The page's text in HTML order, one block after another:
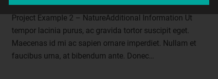
Project Example 2 – NatureAdditional Information Ut
tempor lacinia purus, ac gravida tortor suscipit eget.
Maecenas id mi ac sapien ornare imperdiet. Nullam et
faucibus urna, at bibendum ante. Donec…
steht es jeder betroffenen Person frei, personenbezogene
Daten auch auf alternativen Wegen, beispielsweise telefonisch,
an uns zu übermitteln.
Begriffsbestimmungen